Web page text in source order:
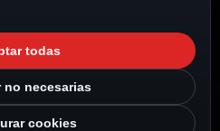
todas
no necesarias
cookies